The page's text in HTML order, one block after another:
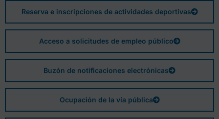
Reserva e inscripciones de actividades deportivas
Acceso a solicitudes de empleo público
Buzón de notificaciones electrónicas
Ocupación de la vía pública